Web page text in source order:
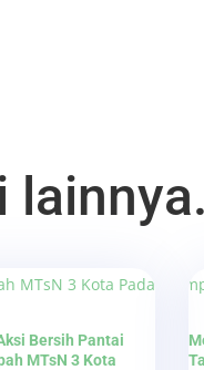
Bersih Pantai
MTsN 3 Kota